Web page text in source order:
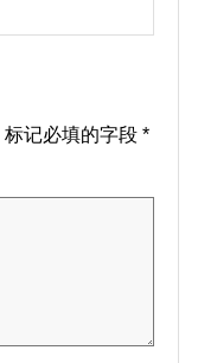
标记必填的字段 *